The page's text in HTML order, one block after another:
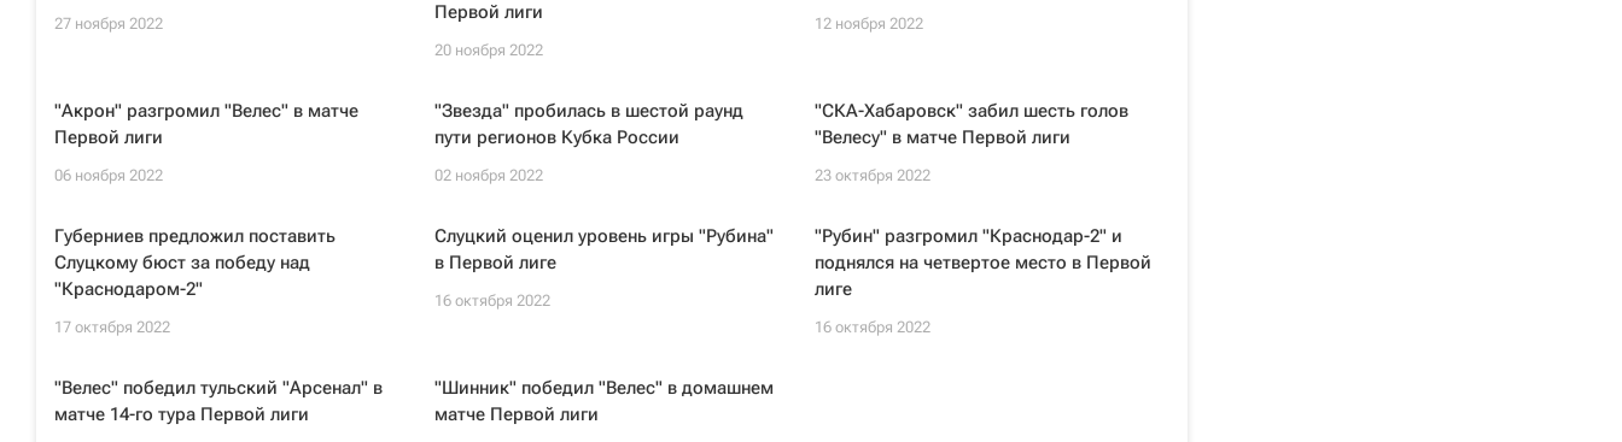
27 ноября 2022
Первой лиги
20 ноября 2022
12 ноября 2022
"Акрон" разгромил "Велес" в матче
Первой лиги
06 ноября 2022
"Звезда" пробилась в шестой раунд
пути регионов Кубка России
02 ноября 2022
"СКА-Хабаровск" забил шесть голов
"Велесу" в матче Первой лиги
23 октября 2022
Губерниев предложил поставить
Слуцкому бюст за победу над
"Краснодаром-2"
17 октября 2022
Слуцкий оценил уровень игры "Рубина"
в Первой лиге
16 октября 2022
"Рубин" разгромил "Краснодар-2" и
поднялся на четвертое место в Первой
лиге
16 октября 2022
"Велес" победил тульский "Арсенал" в
матче 14-го тура Первой лиги
"Шинник" победил "Велес" в домашнем
матче Первой лиги